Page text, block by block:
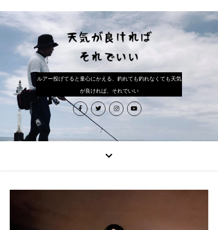
ルアー投げてると童心にかえる、釣れても釣れなくても天気
が良ければ、それでいい